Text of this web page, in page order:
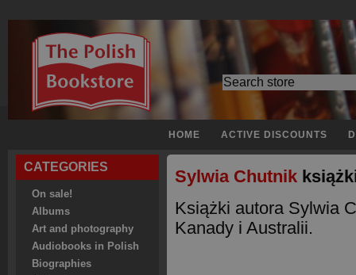
HOME ACTIVE DISCOUNTS
CATEGORIES
On sale!
Albums
Art and photography
Audiobooks in Polish
Biographies
Sylwia Chutnik
Książki autora Sylwia
Kanady i Australii.